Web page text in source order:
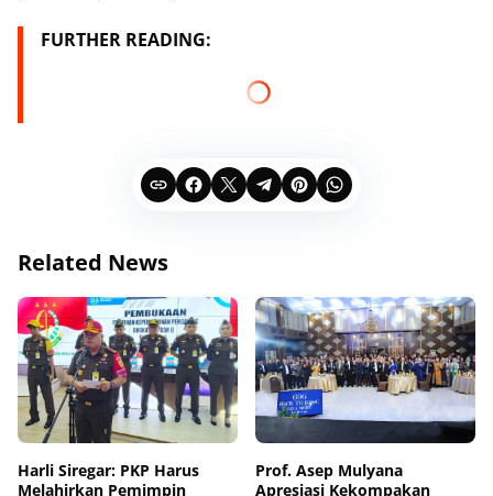
FURTHER READING:
Related News
Harli Siregar: PKP Harus
Melahirkan Pemimpin
Prof. Asep Mulyana
Apresiasi Kekompakan